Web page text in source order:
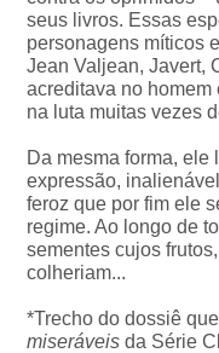
seus livros. Essas
personagens míticos
Jean Valjean, Javert,
acreditava no homem
na luta muitas vezes
Da mesma forma,
expressão,
feroz que por fim ele
regime. Ao longo de
sementes cujos
colheriam...
*Trecho do dossiê
miseráveisda Série